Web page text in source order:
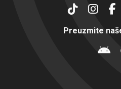
Preuzmite